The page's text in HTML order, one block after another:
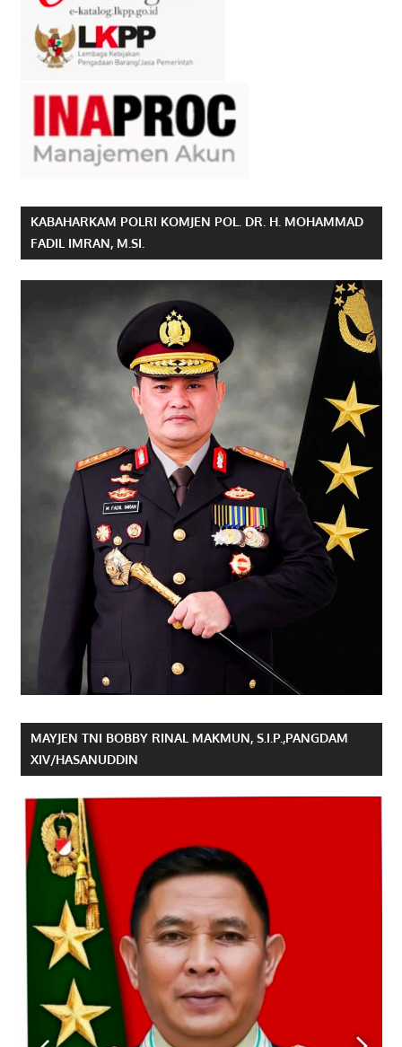
KABAHARKAM POLRI KOMJEN POL. DR. H. MOHAMMAD
FADIL IMRAN, M.SI.
MAYJEN TNI BOBBY RINAL MAKMUN, S.I.P.,PANGDAM
XIV/HASANUDDIN